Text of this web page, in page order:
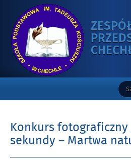
Tutaj
Konkurs fotograficzny
sekundy – Martwa